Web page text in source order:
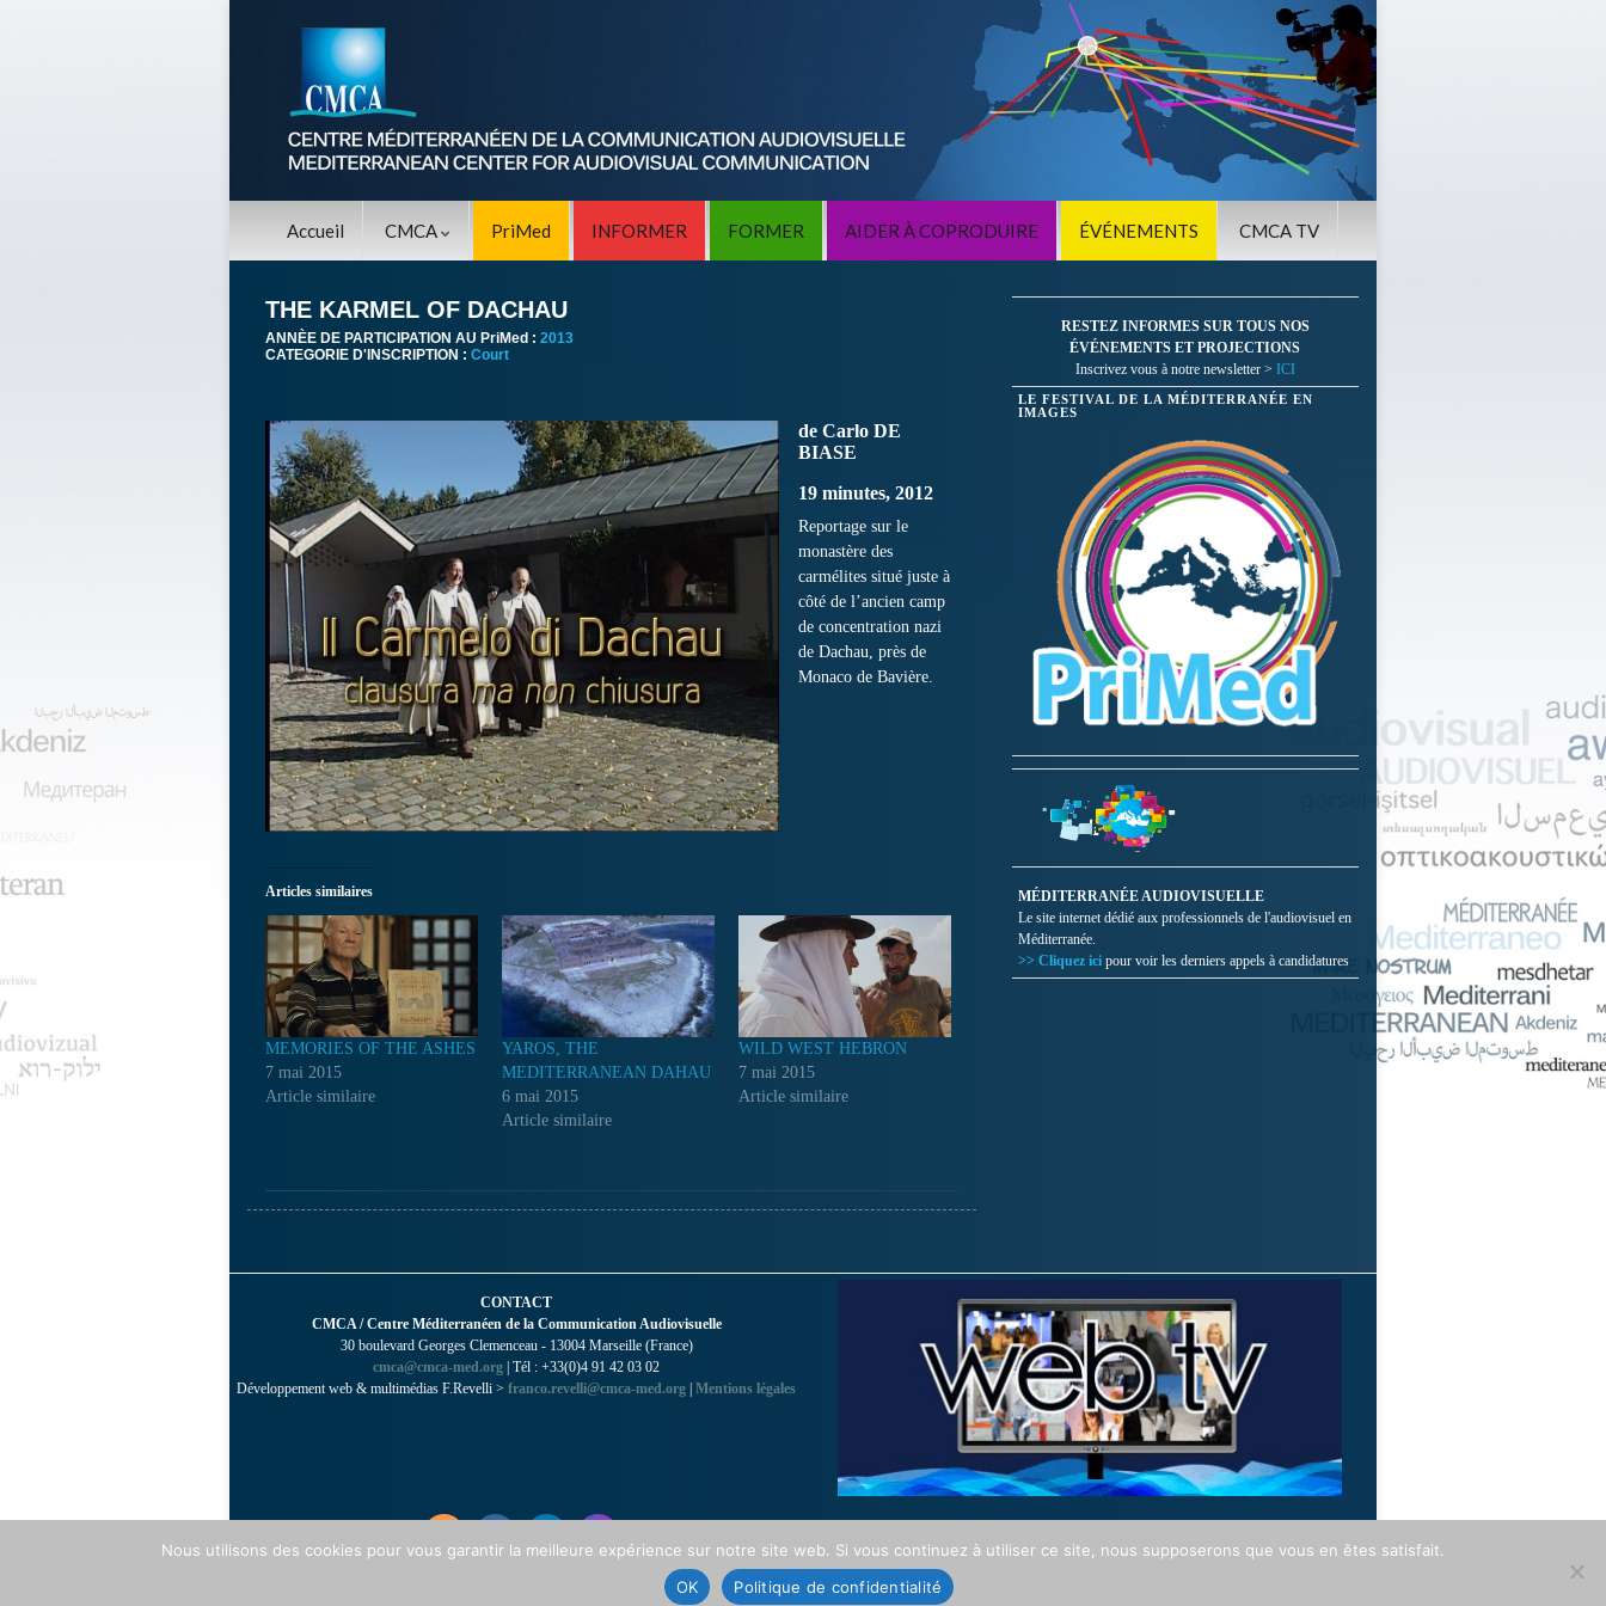
Accueil CMCA PriMed INFORMER FORMER AIDER À COPRODUIRE ÉVÉNEMENTS CMCA TV
THE KARMEL OF DACHAU
ANNÈE DE PARTICIPATION AU PriMed : 2013
CATEGORIE D'INSCRIPTION : Court
de Carlo DE
BIASE
19 minutes, 2012
Reportage sur le
monastère des
carmélites situé juste à
côté de l’ancien camp
de concentration nazi
de Dachau, près de
Monaco de Bavière.
Articles similaires
MEMORIES OF THE ASHES
7 mai 2015
Article similaire
YAROS, THE
MEDITERRANEAN DAHAU
6 mai 2015
Article similaire
WILD WEST HEBRON
7 mai 2015
Article similaire
RESTEZ INFORMES SUR TOUS NOS
ÉVÉNEMENTS ET PROJECTIONS
Inscrivez vous à notre newsletter > ICI
LE FESTIVAL DE LA MÉDITERRANÉE EN
IMAGES
MÉDITERRANÉE AUDIOVISUELLE
Le site internet dédié aux professionnels de l'audiovisuel en
Méditerranée.
>> Cliquez ici pour voir les derniers appels à candidatures
CONTACT
CMCA / Centre Méditerranéen de la Communication Audiovisuelle
30 boulevard Georges Clemenceau - 13004 Marseille (France)
cmca@cmca-med.org | Tél : +33(0)4 91 42 03 02
Développement web & multimédias F.Revelli > franco.revelli@cmca-med.org | Mentions légales
Nous utilisons des cookies pour vous garantir la meilleure expérience sur notre site web. Si vous continuez à utiliser ce site, nous supposerons que vous en êtes satisfait.
OK
Politique de confidentialité